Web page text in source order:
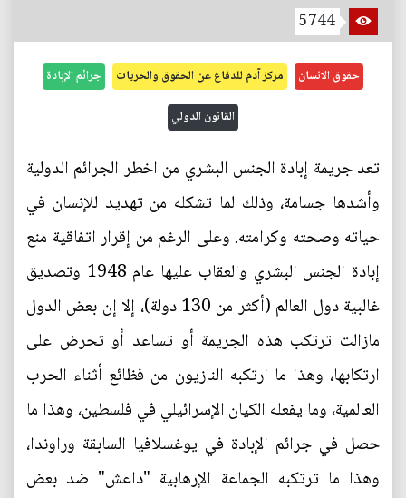
5744
حقوق الانسان مركز آدم للدفاع عن الحقوق والحريات جرائم الإبادة
القانون الدولي
تعد جريمة إبادة الجنس البشري من اخطر الجرائم الدولية
وأشدها جسامة، وذلك لما تشكله من تهديد للإنسان في
حياته وصحته وكرامته. وعلى الرغم من إقرار اتفاقية منع
إبادة الجنس البشري والعقاب عليها عام 1948 وتصديق
غالبية دول العالم (أكثر من 130 دولة)، إلا إن بعض الدول
مازالت ترتكب هذه الجريمة أو تساعد أو تحرض على
ارتكابها، وهذا ما ارتكبه النازيون من فظائع أثناء الحرب
العالمية، وما يفعله الكيان الإسرائيلي في فلسطين، وهذا ما
حصل في جرائم الإبادة في يوغسلافيا السابقة وراوندا،
وهذا ما ترتكبه الجماعة الإرهابية "داعش" ضد بعض